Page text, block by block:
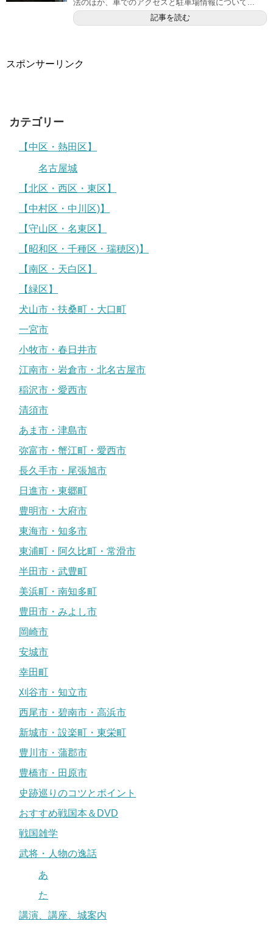
法のほか、車でのアクセスと駐車場情報について...
記事を読む
スポンサーリンク
カテゴリー
【中区・熱田区】
名古屋城
【北区・西区・東区】
【中村区・中川区)】
【守山区・名東区】
【昭和区・千種区・瑞穂区)】
【南区・天白区】
【緑区】
犬山市・扶桑町・大口町
一宮市
小牧市・春日井市
江南市・岩倉市・北名古屋市
稲沢市・愛西市
清須市
あま市・津島市
弥富市・蟹江町・愛西市
長久手市・尾張旭市
日進市・東郷町
豊明市・大府市
東海市・知多市
東浦町・阿久比町・常滑市
半田市・武豊町
美浜町・南知多町
豊田市・みよし市
岡崎市
安城市
幸田町
刈谷市・知立市
西尾市・碧南市・高浜市
新城市・設楽町・東栄町
豊川市・蒲郡市
豊橋市・田原市
史跡巡りのコツとポイント
おすすめ戦国本＆DVD
戦国雑学
武将・人物の逸話
あ
た
講演、講座、城案内